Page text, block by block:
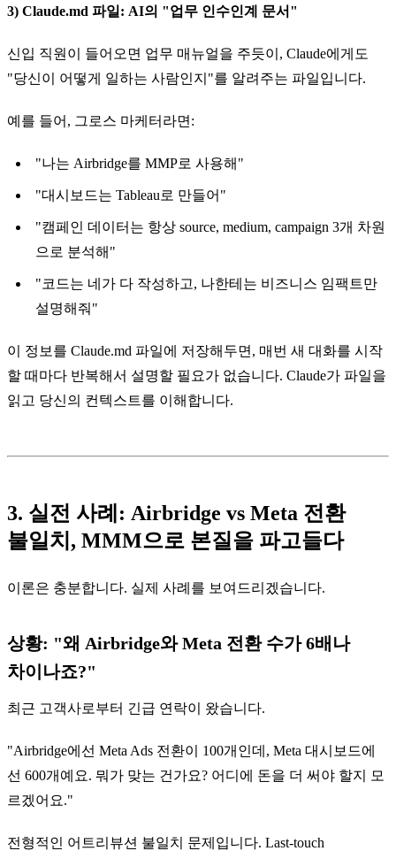
3) Claude.md 파일: AI의 "업무 인수인계 문서"
신입 직원이 들어오면 업무 매뉴얼을 주듯이, Claude에게도
"당신이 어떻게 일하는 사람인지"를 알려주는 파일입니다.
예를 들어, 그로스 마케터라면:
"나는 Airbridge를 MMP로 사용해"
"대시보드는 Tableau로 만들어"
"캠페인 데이터는 항상 source, medium, campaign 3개 차원
으로 분석해"
"코드는 네가 다 작성하고, 나한테는 비즈니스 임팩트만
설명해줘"
이 정보를 Claude.md 파일에 저장해두면, 매번 새 대화를 시작
할 때마다 반복해서 설명할 필요가 없습니다. Claude가 파일을
읽고 당신의 컨텍스트를 이해합니다.
3. 실전 사례: Airbridge vs Meta 전환
불일치, MMM으로 본질을 파고들다
이론은 충분합니다. 실제 사례를 보여드리겠습니다.
상황: "왜 Airbridge와 Meta 전환 수가 6배나
차이나죠?"
최근 고객사로부터 긴급 연락이 왔습니다.
"Airbridge에선 Meta Ads 전환이 100개인데, Meta 대시보드에
선 600개예요. 뭐가 맞는 건가요? 어디에 돈을 더 써야 할지 모
르겠어요."
전형적인 어트리뷰션 불일치 문제입니다. Last-touch